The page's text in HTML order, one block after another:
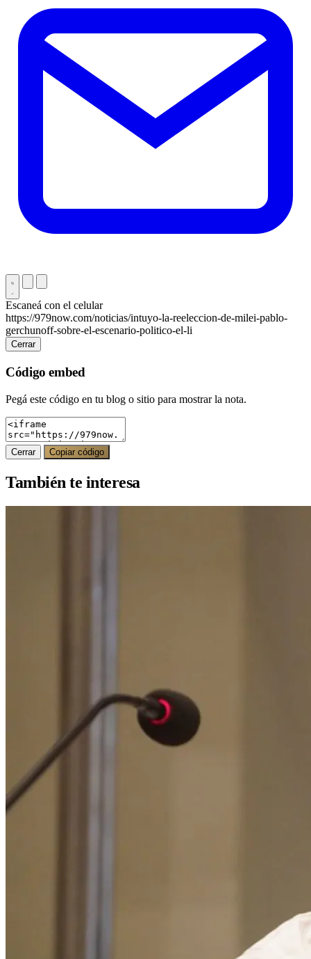
Escaneá con el celular
https://979now.com/noticias/intuyo-la-reeleccion-de-milei-pablo-
gerchunoff-sobre-el-escenario-politico-el-li
Cerrar
Código embed
Pegá este código en tu blog o sitio para mostrar la nota.
Cerrar Copiar código
También te interesa